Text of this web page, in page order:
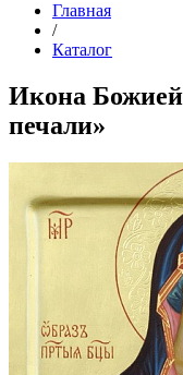
Главная
/
Каталог
Икона
печали»